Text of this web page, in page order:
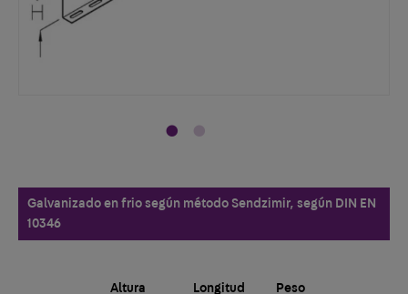
Galvanizado en frio según método Sendzimir, según DIN EN
10346
Altura Longitud Peso